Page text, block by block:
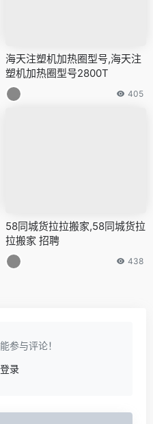
海天注塑机加热圈型号,海天注
塑机加热圈型号2800T
405
58同城货拉拉搬家,58同城货拉
拉搬家 招聘
438
参与评论！
录